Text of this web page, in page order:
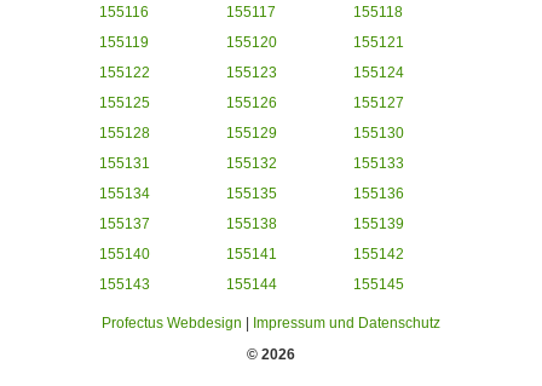
155116
155117
155118
155119
155120
155121
155122
155123
155124
155125
155126
155127
155128
155129
155130
155131
155132
155133
155134
155135
155136
155137
155138
155139
155140
155141
155142
155143
155144 155145
Profectus Webdesign
Impressum und Datenschutz
© 2026